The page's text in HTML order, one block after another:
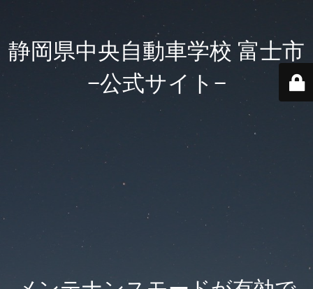
静岡県中央自動車学校 富士市
−公式サイト−